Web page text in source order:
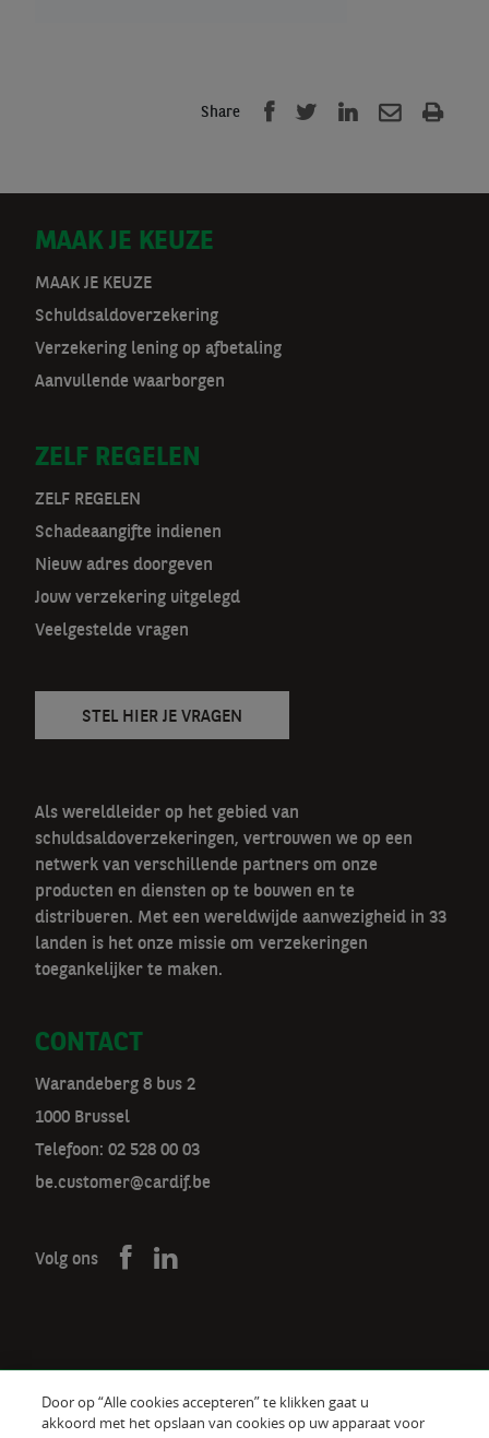
Share
D
o
o
r
a
t
n
a
v
MAAK JE KEUZE
MAAK JE KEUZE
Schuldsaldoverzekering
Verzekering lening op afbetaling
Aanvullende waarborgen
ZELF REGELEN
ZELF REGELEN
Schadeaangifte indienen
Nieuw adres doorgeven
Jouw verzekering uitgelegd
Veelgestelde vragen
STEL HIER JE VRAGEN
Als wereldleider op het gebied van
schuldsaldoverzekeringen, vertrouwen we op een
netwerk van verschillende partners om onze
producten en diensten op te bouwen en te
distribueren. Met een wereldwijde aanwezigheid in 33
landen is het onze missie om verzekeringen
toegankelijker te maken.
CONTACT
Warandeberg 8 bus 2
1000 Brussel
Telefoon: 02 528 00 03
be.customer@cardif.be
Volg ons
De verzekeraar voor een wereld
in verandering
Door op “Alle cookies accepteren” te klikken gaat u
akkoord met het opslaan van cookies op uw apparaat voor